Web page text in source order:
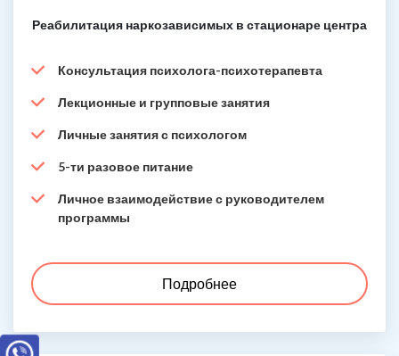
Реабилитация наркозависимых в стационаре центра
Консультация психолога-психотерапевта
Лекционные и групповые занятия
Личные занятия с психологом
5-ти разовое питание
Личное взаимодействие с руководителем
программы
Подробнее